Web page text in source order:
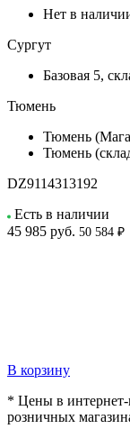
Нет в
Сургут
Базовая 5,
Тюмень
Тюмень
Тюмень
DZ9114313192
Есть в наличии
45 985 руб. 50 584 ₽
В корзину
* Цены в интернет-
розничных